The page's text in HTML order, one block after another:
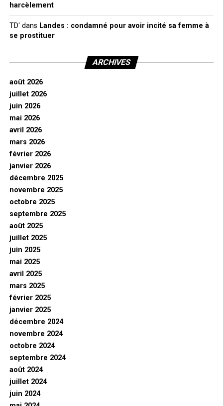
harcèlement
TD' dans Landes : condamné pour avoir incité sa femme à
se prostituer
ARCHIVES
août 2026
juillet 2026
juin 2026
mai 2026
avril 2026
mars 2026
février 2026
janvier 2026
décembre 2025
novembre 2025
octobre 2025
septembre 2025
août 2025
juillet 2025
juin 2025
mai 2025
avril 2025
mars 2025
février 2025
janvier 2025
décembre 2024
novembre 2024
octobre 2024
septembre 2024
août 2024
juillet 2024
juin 2024